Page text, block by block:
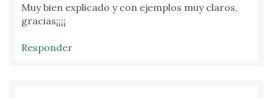
Muy bien explicado y con ejemplos muy claros,
gracias¡¡¡¡
Responder